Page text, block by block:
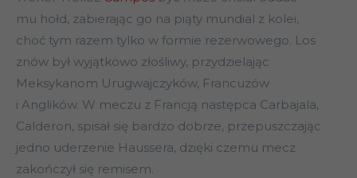
mu hołd, zabierając go na piąty mundial z kolei,
choć tym razem tylko w formie rezerwowego. Los
znów był wyjątkowo złośliwy, przydzielając
Meksykanom Urugwajczyków, Francuzów
i Anglików. W meczu z Francją następca Carbajala,
Calderon, spisał się bardzo dobrze, przepuszczając
jedno uderzenie Haussera, dzięki czemu mecz
zakończył się remisem.